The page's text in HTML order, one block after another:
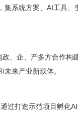
集系统方案、AI工具
、企、产多方合作
来产业新载体。
过打造示范项目孵